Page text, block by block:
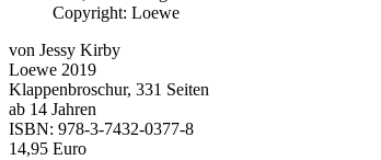
Copyright: Loewe
von Jessy Kirby
Loewe 2019
Klappenbroschur, 331 Seiten
ab 14 Jahren
ISBN: 978-3-7432-0377-8
14,95 Euro